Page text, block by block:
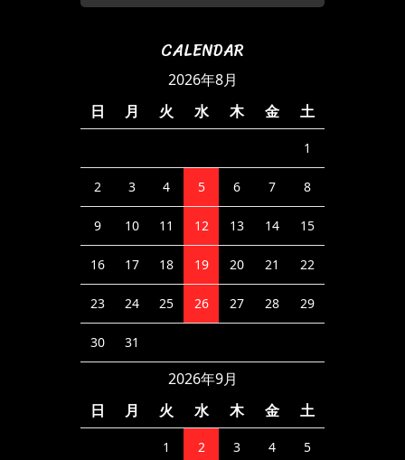
CALENDAR
2026年8月
日
月 火 水 木 金 土
1
2 3 4 5 6 7 8
9 10 11 12 13 14 15
16 17 18 19 20 21 22
23 24 25 26 27 28 29
30 31
2026年9月
日
月 火 水 木 金 土
1 2 3 4 5